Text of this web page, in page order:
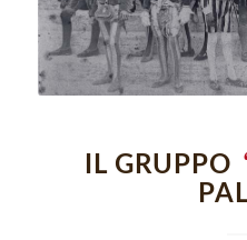
IL GRUPPO